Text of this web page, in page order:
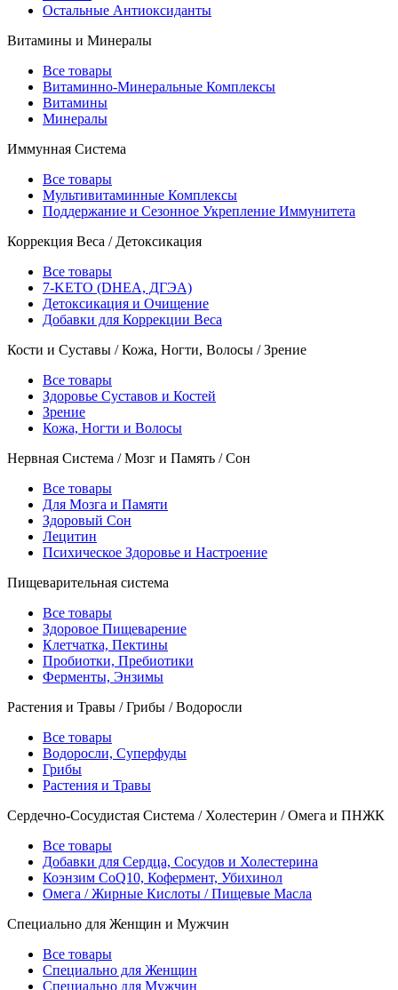
Остальные Антиоксиданты
Витамины и Минералы
Все товары
Витаминно-Минеральные Комплексы
Витамины
Минералы
Иммунная Система
Все товары
Мультивитаминные Комплексы
Поддержание и Сезонное Укрепление Иммунитета
Коррекция Веса / Детоксикация
Все товары
7-KETO (DHEA, ДГЭА)
Детоксикация и Очищение
Добавки для Коррекции Веса
Кости и Суставы / Кожа, Ногти, Волосы / Зрение
Все товары
Здоровье Суставов и Костей
Зрение
Кожа, Ногти и Волосы
Нервная Система / Мозг и Память / Сон
Все товары
Для Мозга и Памяти
Здоровый Сон
Лецитин
Психическое Здоровье и Настроение
Пищеварительная система
Все товары
Здоровое Пищеварение
Клетчатка, Пектины
Пробиотки, Пребиотики
Ферменты, Энзимы
Растения и Травы / Грибы / Водоросли
Все товары
Водоросли, Суперфуды
Грибы
Растения и Травы
Сердечно-Сосудистая Система / Холестерин / Омега и ПНЖК
Все товары
Добавки для Сердца, Сосудов и Холестерина
Коэнзим CoQ10, Кофермент, Убихинол
Омега / Жирные Кислоты / Пищевые Масла
Специально для Женщин и Мужчин
Все товары
Специально для Женщин
Специально для Мужчин